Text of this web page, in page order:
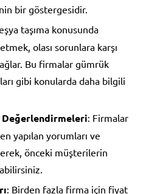
bir göstergesidir.
taşıma konusunda
olası sorunlara karşı
Bu firmalar gümrük
gibi konularda daha bilgili
Değerlendirmeleri: Firmalar
yapılan yorumları ve
önceki müşterilerin
: Birden fazla firma için fiyat